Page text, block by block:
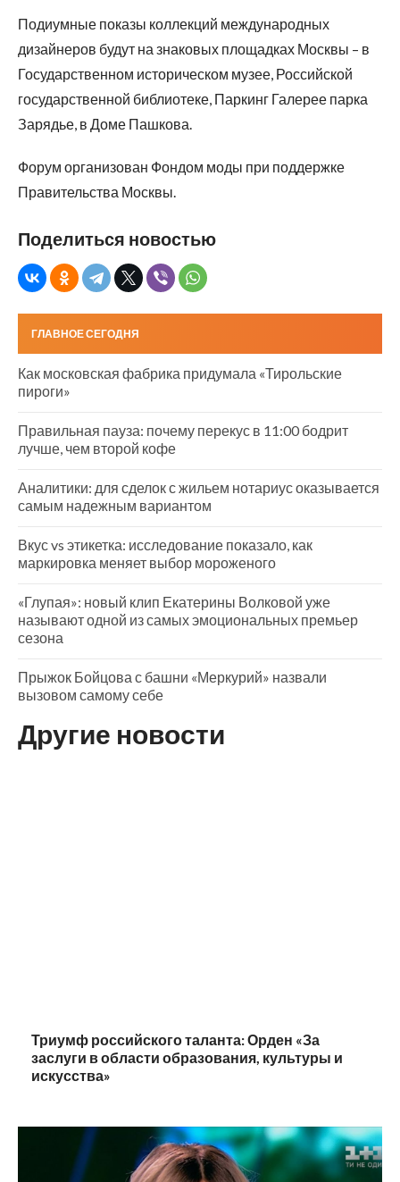
Подиумные показы коллекций международных
дизайнеров будут на знаковых площадках Москвы – в
Государственном историческом музее, Российской
государственной библиотеке, Паркинг Галерее парка
Зарядье, в Доме Пашкова.
Форум организован Фондом моды при поддержке
Правительства Москвы.
Поделиться новостью
ГЛАВНОЕ СЕГОДНЯ
Как московская фабрика придумала «Тирольские
пироги»
Правильная пауза: почему перекус в 11:00 бодрит
лучше, чем второй кофе
Аналитики: для сделок с жильем нотариус оказывается
самым надежным вариантом
Вкус vs этикетка: исследование показало, как
маркировка меняет выбор мороженого
«Глупая»: новый клип Екатерины Волковой уже
называют одной из самых эмоциональных премьер
сезона
Прыжок Бойцова с башни «Меркурий» назвали
вызовом самому себе
Другие новости
Триумф российского таланта: Орден «За
заслуги в области образования, культуры и
искусства»